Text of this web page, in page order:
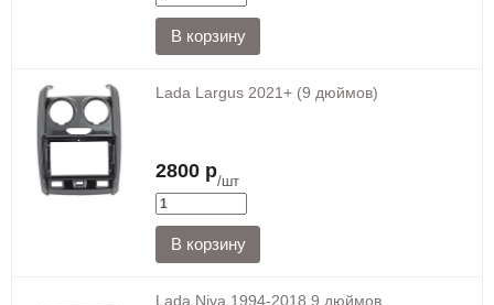
Lada Largus 2021+ (9 дюймов)
2800 р/шт
Lada Niva 1994-2018 9 дюймов